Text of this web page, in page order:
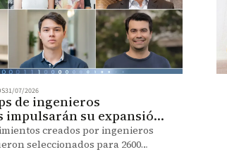
31/07/2026
de ingenieros
impulsarán su expansión
creados por ingenieros
seleccionados para 2600